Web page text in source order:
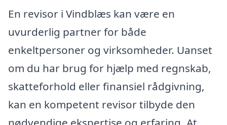
En revisor i Vindblæs kan være en
uvurderlig partner for både
enkeltpersoner og virksomheder. Uanset
om du har brug for hjælp med regnskab,
skatteforhold eller finansiel rådgivning,
kan en kompetent revisor tilbyde den